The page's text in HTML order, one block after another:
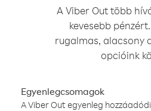
A Viber Out több
kevesebb
rugalmas, alacsony
opcióink
Egyenlegcsomagok
A Viber Out egyenleg